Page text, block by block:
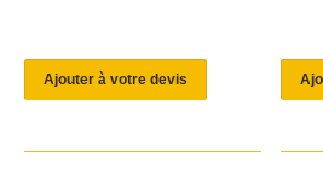
Ajouter à votre devis